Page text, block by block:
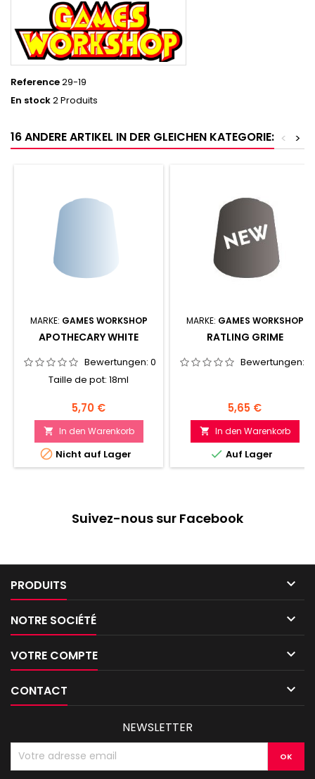
Reference29-19
En stock2 Produits
16 ANDERE ARTIKEL IN DER GLEICHEN KATEGORIE: >
<
MARKE: GAMES WORKSHOP
APOTHECARY WHITE
Bewertungen: 0
Taille de pot: 18ml
Preis
5,70 €
 In den Warenkorb
 Nicht auf Lager
MARKE: GAMES WORKSHOP
RATLING GRIME
Bewertungen:
Preis
5,65 €
 In den Warenkorb
 Auf Lager
Suivez-nous sur Facebook
PRODUITS 
NOTRE SOCIÉTÉ 
VOTRE COMPTE 
CONTACT 
NEWSLETTER